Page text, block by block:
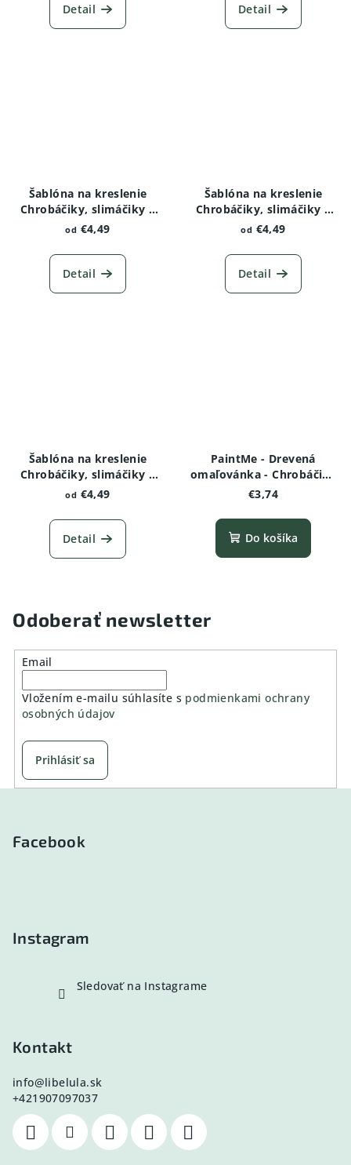
Detail Detail
Šablóna na kreslenie
Chrobáčiky, slimáčiky a
červíky - Kobylka
od €4,49
Detail
Šablóna na kreslenie
Chrobáčiky, slimáčiky a
červíky - Lienka variant 2
od €4,49
Detail
Šablóna na kreslenie
Chrobáčiky, slimáčiky a
červíky -Dážďovka
od €4,49
Detail
PaintMe - Drevená
omaľovánka - Chrobáčiky
a pavúčiky - Chrúst
€3,74
Do košíka
Odoberať newsletter
Email
Vložením e-mailu súhlasíte s podmienkami ochrany
osobných údajov
Prihlásiť sa
Facebook
Instagram
Sledovať na Instagrame
Kontakt
info@libelula.sk
+421907097037